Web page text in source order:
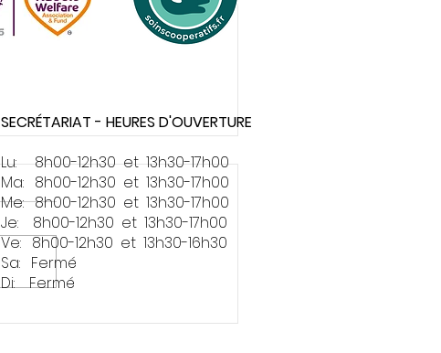
SECRÉTARIAT - HEURES D'OUVERTURE
Lu: 8h00-12h30 et 13h30-17h00
Ma: 8h00-12h30 et 13h30-17h00
Me: 8h00-12h30 et 13h30-17h00
Je: 8h00-12h30 et 13h30-17h00
Ve: 8h00-12h30 et 13h30-16h30
Sa: Fermé
Di: Fermé